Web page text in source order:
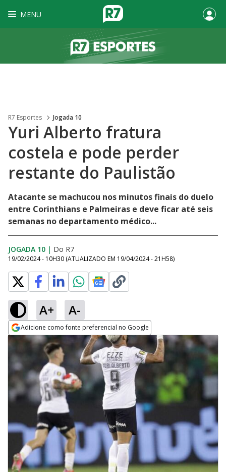
MENU
R7 Esportes Jogada 10
Yuri Alberto fratura
costela e pode perder
restante do Paulistão
Atacante se machucou nos minutos finais do duelo
entre Corinthians e Palmeiras e deve ficar até seis
semanas no departamento médico...
JOGADA 10 | Do R7
19/02/2024 - 10H30 (ATUALIZADO EM 19/04/2024 - 21H58)
A+ A-
Adicione como fonte preferencial no Google
Opens in new window